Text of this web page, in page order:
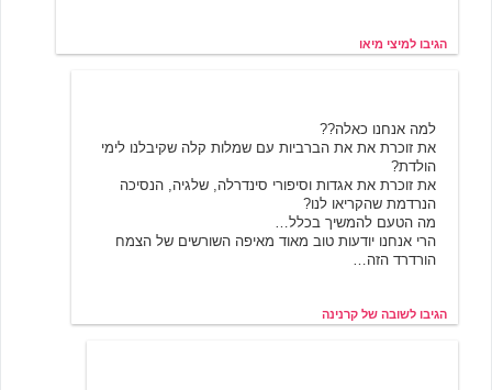
הגיבו למיצי מיאו
למה אנחנו כאלה??
את זוכרת את את הברביות עם שמלות קלה שקיבלנו לימי
הולדת?
את זוכרת את אגדות וסיפורי סינדרלה, שלגיה, הנסיכה
הנרדמת שהקריאו לנו?
מה הטעם להמשיך בכלל…
הרי אנחנו יודעות טוב מאוד מאיפה השורשים של הצמח
הורדרד הזה…
הגיבו לשובה של קרנינה